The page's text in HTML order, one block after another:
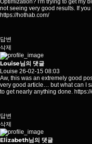
Optimization? I'm trying to get my
not seeing very good results. If
https://hothab.com/
답변
삭제
Louise님의 댓글
Louise 26-02-15 08:03
Aw, this was an extremely good
very good article… but what can I
to get nearly anything done.
답변
삭제
Elizabeth님의 댓글